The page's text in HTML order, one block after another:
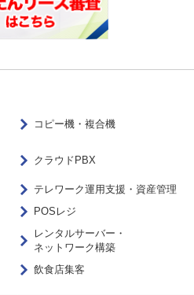
コピー機・複合機
クラウドPBX
テレワーク運用支援・資産管理
POSレジ
レンタルサーバー・
ネットワーク構築
飲食店集客